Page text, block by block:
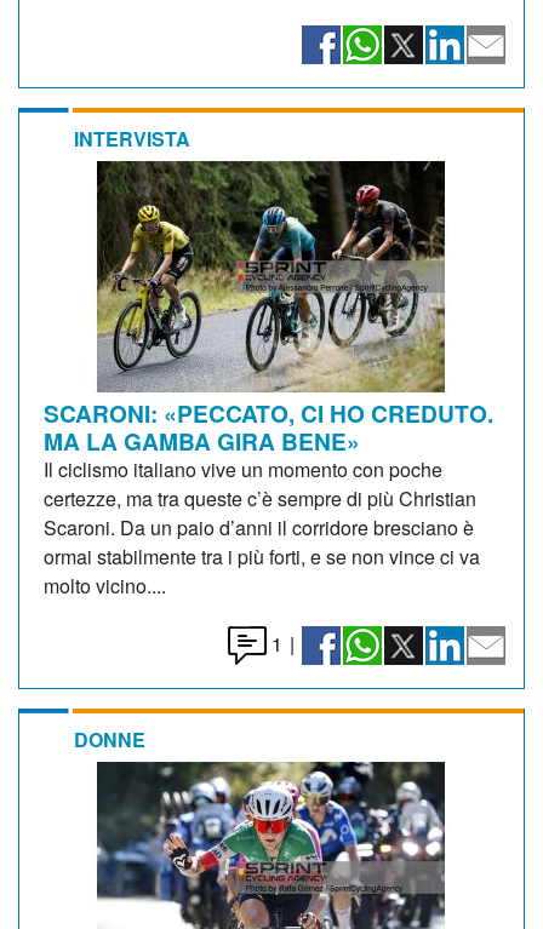
INTERVISTA
SCARONI: «PECCATO, CI HO CREDUTO.
MA LA GAMBA GIRA BENE»
Il ciclismo italiano vive un momento con poche
certezze, ma tra queste c’è sempre di più Christian
Scaroni. Da un paio d’anni il corridore bresciano è
ormai stabilmente tra i più forti, e se non vince ci va
molto vicino....
1 |
DONNE